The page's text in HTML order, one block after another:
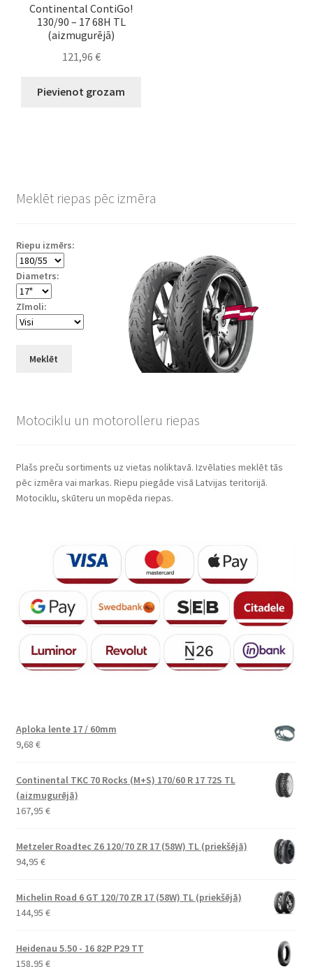
Continental ContiGo!
130/90 – 17 68H TL
(aizmugurējā)
121,96 €
Pievienot grozam
Meklēt riepas pēc izmēra
Riepu izmērs:
Diametrs:
Zīmoli:
Meklēt
Motociklu un motorolleru riepas
Plašs preču sortiments uz vietas noliktavā. Izvēlaties meklēt tās
pēc izmēra vai markas. Riepu piegāde visā Latvijas teritorijā.
Motociklu, skūteru un mopēda riepas.
Aploka lente 17 / 60mm
9,68 €
Continental TKC 70 Rocks (M+S) 170/60 R 17 72S TL
(aizmugurējā)
167,95 €
Metzeler Roadtec Z6 120/70 ZR 17 (58W) TL (priekšējā)
94,95 €
Michelin Road 6 GT 120/70 ZR 17 (58W) TL (priekšējā)
144,95 €
Heidenau 5.50 - 16 82P P29 TT
158,95 €